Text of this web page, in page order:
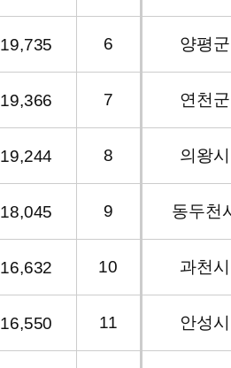
19,735 6 양평군
19,366 7 연천군
19,244 8 의왕시
18,045 9 동두천
16,632 10 과천시
16,550 11 안성시